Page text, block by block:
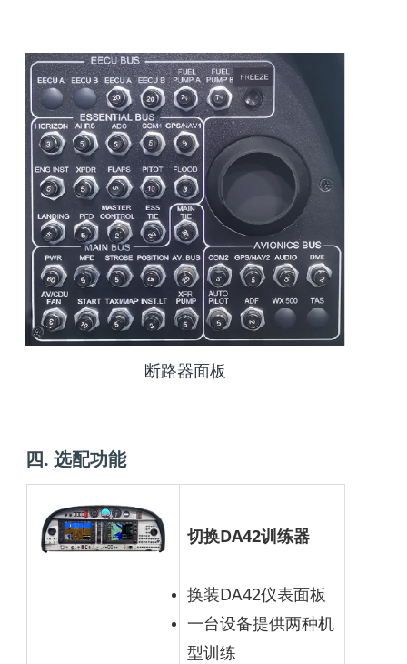
断路器面板
四. 选配功能
切换DA42训练器
换装DA42仪表面板
一台设备提供两种机
型训练